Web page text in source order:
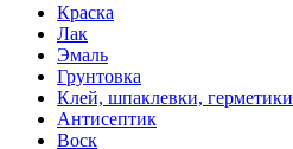
Краска
Лак
Эмаль
Грунтовка
Клей, шпаклевки, герметики
Антисептик
Воск